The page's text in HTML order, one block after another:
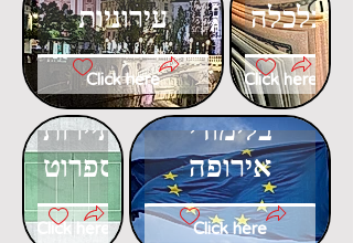
עירוניות
Click here
וכלכלה
Click here
דוקטורט
בתיירות
ספרוט
Click here
דוקטורט
בלימודי
אירופה
Click here